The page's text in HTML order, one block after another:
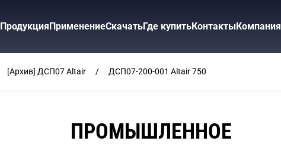
ПродукцияПрименениеСкачатьГде купитьКонтактыКомпания
[Архив] ДСП07 Altair ДСП07-200-001 Altair 750
ПРОМЫШЛЕННОЕ